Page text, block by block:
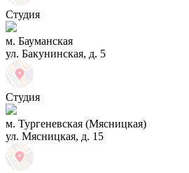
Студия
м. Бауманская
ул. Бакунинская, д. 5
Студия
м. Тургеневская (Мясницкая)
ул. Мясницкая, д. 15